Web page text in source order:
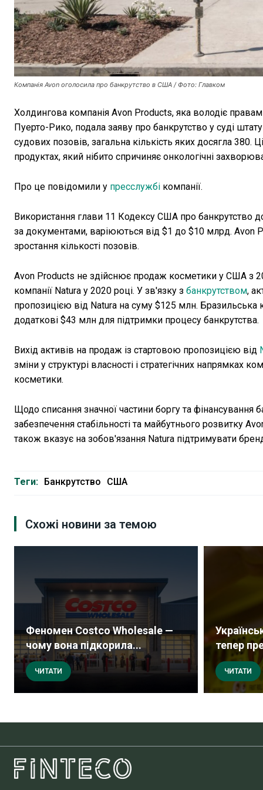
Компанія Avon оголосила про банкрутство в США / Фото: Главком
Холдингова компанія Avon Products, яка володіє
Пуерто-Рико, подала заяву про банкрутство у суді
судових позовів, загальна кількість яких досягла
продуктах, який нібито спричиняє онкологічні
Про це повідомили у пресслужбі компанії.
Використання глави 11 Кодексу США про банкрутство
за документами, варіюються від $1 до $10 млрд. Avon
зростання кількості позовів.
Avon Products не здійснює продаж косметики у США з
компанії Natura у 2020 році. У зв'язку з банкрутством,
пропозицією від Natura на суму $125 млн. Бразильська
додаткові $43 млн для підтримки процесу банкрутства.
Вихід активів на продаж із стартовою пропозицією від
зміни у структурі власності і стратегічних
косметики.
Щодо списання значної частини боргу та фінансування
забезпечення стабільності та майбутнього розвитку
також вказує на зобов'язання Natura підтримувати
Теги: Банкрутство США
Схожі новини за темою
Феномен Costco Wholesale —
чому вона підкорила...
ЧИТАТИ
тепер
ЧИТАТИ